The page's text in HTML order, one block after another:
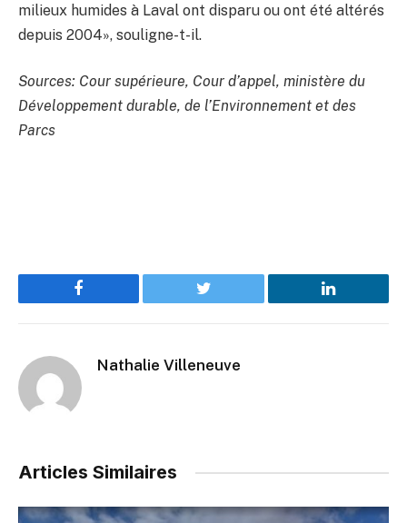
milieux humides à Laval ont disparu ou ont été altérés
depuis 2004», souligne-t-il.
Sources: Cour supérieure, Cour d’appel, ministère du
Développement durable, de l’Environnement et des
Parcs
Facebook Twitter LinkedIn
Nathalie Villeneuve
Articles Similaires